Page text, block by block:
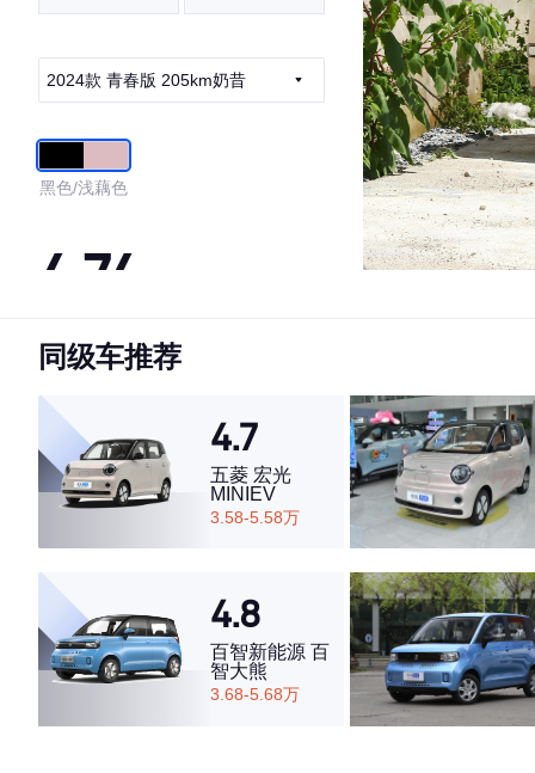
2024款 青春版 205km奶昔
黑色/浅藕色
4.74
·外观表现较为优秀，优于83%同级车
·空间表现较为优秀，优于60%同级车
同级车推荐
4.7
五菱 宏光
MINIEV
3.58-5.58万
4.8
百智新能源 百
智大熊
3.68-5.68万